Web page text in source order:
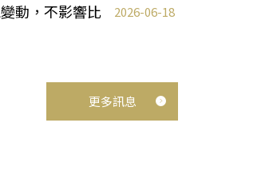
動，不影響比
2026-06-18
更多訊息